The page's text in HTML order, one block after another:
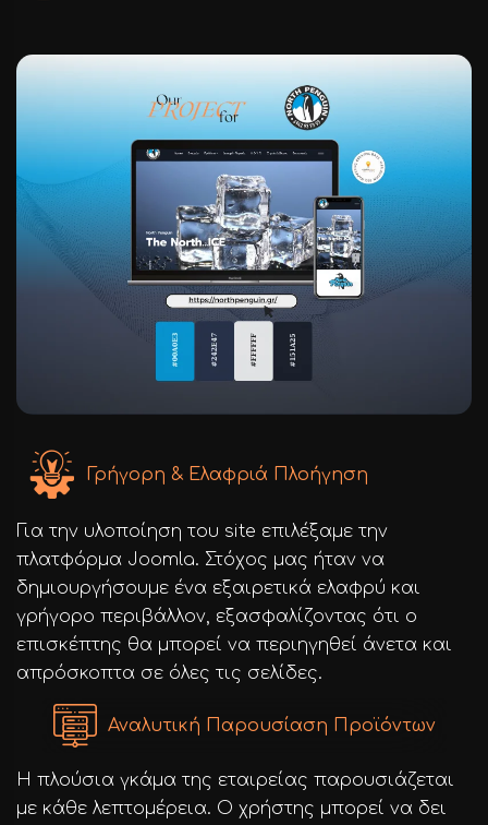
Γρήγορη & Ελαφριά Πλοήγηση
Για την υλοποίηση του site επιλέξαμε την
πλατφόρμα Joomla. Στόχος μας ήταν να
δημιουργήσουμε ένα εξαιρετικά ελαφρύ και
γρήγορο περιβάλλον, εξασφαλίζοντας ότι ο
επισκέπτης θα μπορεί να περιηγηθεί άνετα και
απρόσκοπτα σε όλες τις σελίδες.
Αναλυτική Παρουσίαση Προϊόντων
Η πλούσια γκάμα της εταιρείας παρουσιάζεται
με κάθε λεπτομέρεια. Ο χρήστης μπορεί να δει